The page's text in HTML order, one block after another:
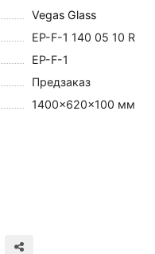
Vegas Glass
EP-F-1 140 05 10 R
EP-F-1
Предзаказ
1400×620×100 мм